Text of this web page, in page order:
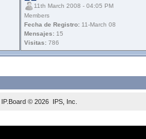
11th March 2008 - 04:05 PM
Members
Fecha de Registro: 11-March 08
Mensajes: 15
Visitas: 786
IP.Board © 2026 IPS, Inc